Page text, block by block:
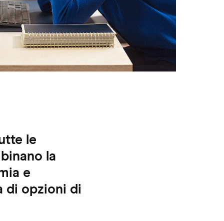
le
la
e
di opzioni di